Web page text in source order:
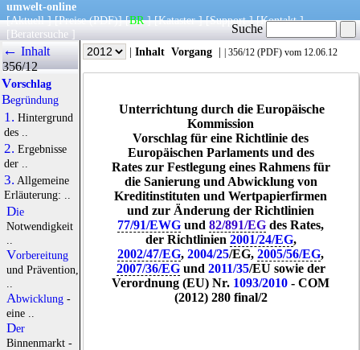
umwelt-online
[Aktuell] [Preise (PDF)] [BR] [Kataster] [Support] [Kontakt]
[ Beratersuche ]
|Info | Inhalt Vorgang | 356/12 (PDF) vom 12.06.12
Unterrichtung durch die Europäische
Kommission
Vorschlag für eine Richtlinie des
Europäischen Parlaments und des
Rates zur Festlegung eines Rahmens für
die Sanierung und Abwicklung von
Kreditinstituten und Wertpapierfirmen
und zur Änderung der Richtlinien
77/91/EWG und82/891/EG des Rates,
der Richtlinien 2001/24/EG,
2002/47/EG,2004/25/EG,2005/56/EG,
2007/36/EGund 2011/35/EU sowie der
Verordnung (EU) Nr. 1093/2010 - COM
(2012) 280 final/2
← Inhalt
356/12
Vorschlag
Begründung
1. Hintergrund
des ..
2. Ergebnisse
der ..
3. Allgemeine
Erläuterung: ..
Die
Notwendigkeit
Vorbereitung
und Prävention,
Abwicklung-
eine ..
Der
Binnenmarkt -
Suche